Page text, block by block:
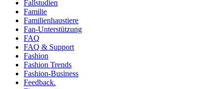
Fallstudien
Familie
Familienhaustiere
Fan-Unterstützung
FAQ
FAQ & Support
Fashion
Fashion Trends
Fashion-Business
Feedback.